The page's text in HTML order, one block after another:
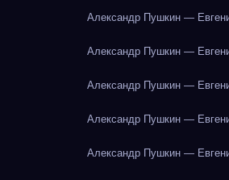
Александр Пушкин —
Александр Пушкин —
Александр Пушкин —
Александр Пушкин —
Александр Пушкин —